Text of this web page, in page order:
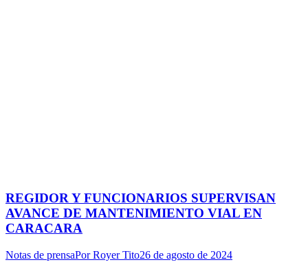
REGIDOR Y FUNCIONARIOS SUPERVISAN
AVANCE DE MANTENIMIENTO VIAL EN
CARACARA
Notas de prensaPorRoyer Tito26 de agosto de 2024